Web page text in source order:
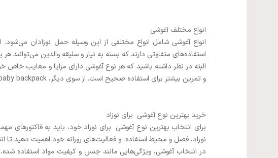
انواع مختلف آغوشی
استفاده‌های متفاوتی دارند که بسته به نیاز و سلیقه والدین می‌توانند
و تمرین بیشتر برای استفاده صحیح است. از سوی دیگر، baby backpack دارای ظرفیت بیشتری برای حمل نوزاد و لوازم جانبی است، اما ممکن است برای برخی والدین سنگین باشد.
خرید بهترین نوع آغوشی برای نوزاد
برای انتخاب بهترین نوع آغوشی برای نوزاد خود، باید به
نوزاد، فصل و محیط استفاده، و فعالیت‌های روزانه خود اهمیت دهید تا
در انتخاب آغوشی، ویژگی‌هایی مانند جنس و کیفیت مواد استفاده